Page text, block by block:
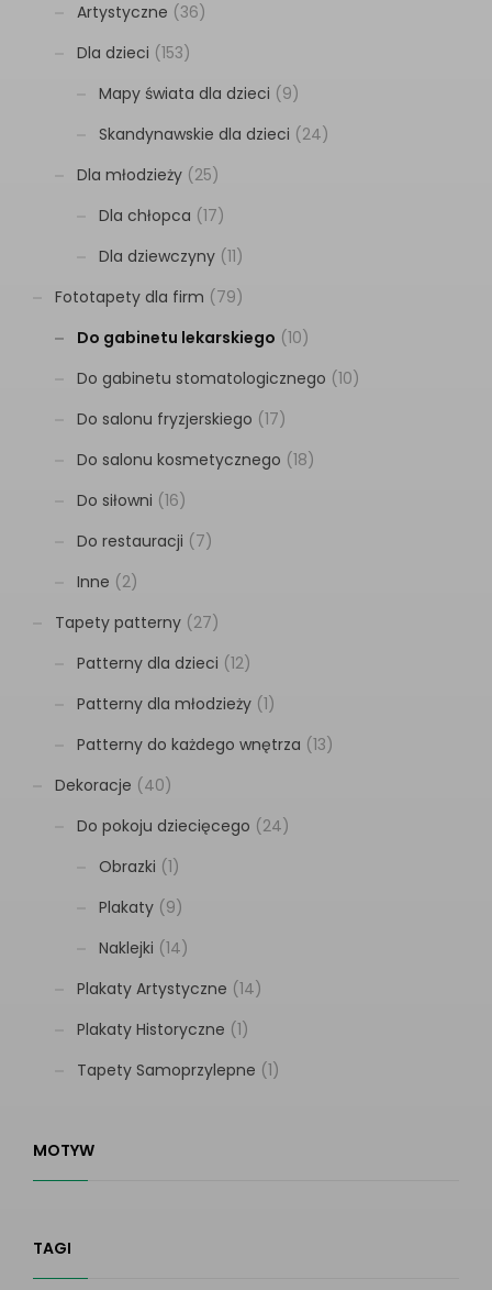
Artystyczne (36)
Dla dzieci (153)
Mapy świata dla dzieci (9)
Skandynawskie dla dzieci (24)
Dla młodzieży (25)
Dla chłopca (17)
Dla dziewczyny (11)
Fototapety dla firm (79)
Do gabinetu lekarskiego (10)
Do gabinetu stomatologicznego (10)
Do salonu fryzjerskiego (17)
Do salonu kosmetycznego (18)
Do siłowni (16)
Do restauracji (7)
Inne (2)
Tapety patterny (27)
Patterny dla dzieci (12)
Patterny dla młodzieży (1)
Patterny do każdego wnętrza (13)
Dekoracje (40)
Do pokoju dziecięcego (24)
Obrazki (1)
Plakaty (9)
Naklejki (14)
Plakaty Artystyczne (14)
Plakaty Historyczne (1)
Tapety Samoprzylepne (1)
MOTYW
TAGI